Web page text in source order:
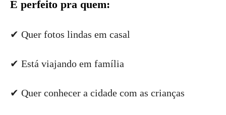
É perfeito pra quem:
✔ Quer fotos lindas em casal
✔ Está viajando em família
✔ Quer conhecer a cidade com as crianças